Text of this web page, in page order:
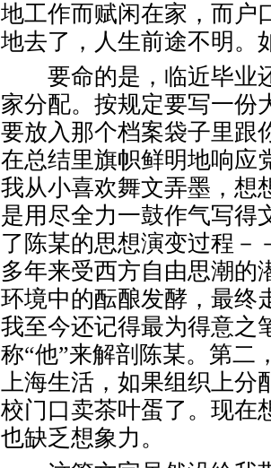
地工作而赋闲在家，而户
地去了，人生前途不明。
要命的是，临近毕业
家分配。按规定要写一份
要放入那个档案袋子里跟
在总结里旗帜鲜明地响应
我从小喜欢舞文弄墨，想
是用尽全力一鼓作气写得
了陈某的思想演变过程－
多年来受西方自由思潮的
环境中的酝酿发酵，最终
我至今还记得最为得意之
称“他”来解剖陈某。第二
上海生活，如果组织上分
校门口卖茶叶蛋了。现在
也缺乏想象力。